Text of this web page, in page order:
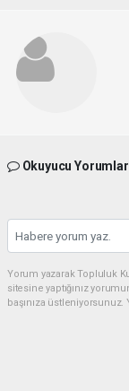
Okuyucu
Yorum yazarak Topluluk
sitesine yaptığınız
başınıza